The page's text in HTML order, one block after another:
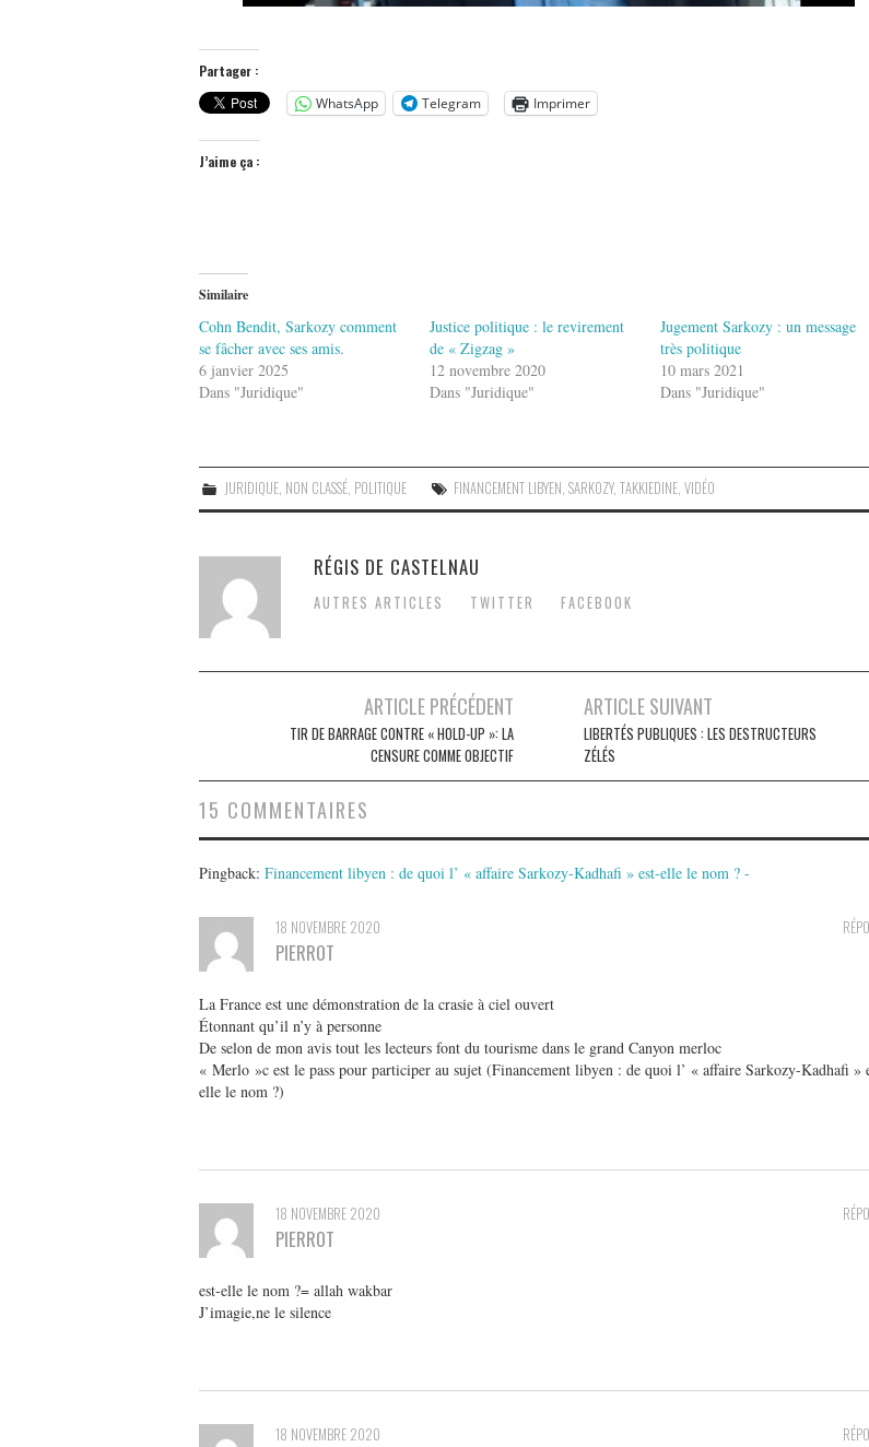
Partager :
WhatsApp
Telegram Imprimer
J’aime ça :
Similaire
Cohn Bendit, Sarkozy comment
se fâcher avec ses amis.
6 janvier 2025
Dans "Juridique"
Justice politique : le revirement
de « Zigzag »
12 novembre 2020
Dans "Juridique"
Jugement Sarkozy : un message
très politique
10 mars 2021
Dans "Juridique"
JURIDIQUE NON CLASSÉ POLITIQUE FINANCEMENT LIBYEN ,SARKOZY,TAKKIEDINE ,VIDÉO
RÉGIS DE CASTELNAU
AUTRES ARTICLES TWITTER FACEBOOK
navigation
ARTICLE PRÉCÉDENT
TIR DE BARRAGE CONTRE « HOLD-UP »: LA
CENSURE COMME OBJECTIF
ARTICLE SUIVANT
LIBERTÉS PUBLIQUES : LES DESTRUCTEURS
ZÉLÉS
15 COMMENTAIRES
Pingback: Financement libyen : de quoi l’ « affaire Sarkozy-Kadhafi » est-elle le nom ? -
18 NOVEMBRE 2020
PIERROT
La France est une démonstration de la crasie à ciel ouvert
Étonnant qu’il n’y à personne
De selon de mon avis tout les lecteurs font du tourisme dans le grand Canyon merloc
« Merlo »c est le pass pour participer au sujet (Financement libyen : de quoi l’ « affaire Sarkozy-Kadhafi »
elle le nom ?)
18 NOVEMBRE 2020
PIERROT
est-elle le nom ?= allah wakbar
J’imagie,ne le silence
18 NOVEMBRE 2020